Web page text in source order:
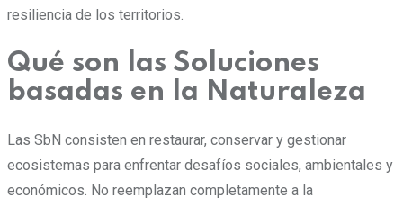
resiliencia de los territorios.
Qué son las Soluciones
basadas en la Naturaleza
Las SbN consisten en restaurar, conservar y gestionar
ecosistemas para enfrentar desafíos sociales, ambientales y
económicos. No reemplazan completamente a la